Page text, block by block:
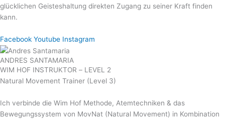
glücklichen Geisteshaltung direkten Zugang zu seiner Kraft finden
kann.
Facebook Youtube Instagram
ANDRES SANTAMARIA
WIM HOF INSTRUKTOR – LEVEL 2
Natural Movement Trainer (Level 3)
Ich verbinde die Wim Hof Methode, Atemtechniken & das
Bewegungssystem von MovNat (Natural Movement) in Kombination